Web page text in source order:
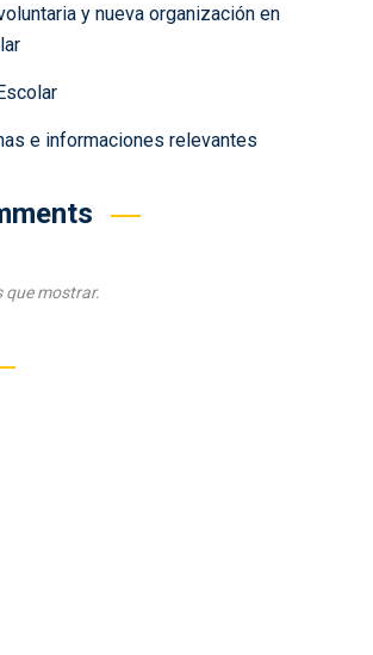
y nueva organización en
e informaciones relevantes
que mostrar.